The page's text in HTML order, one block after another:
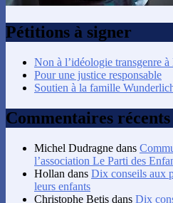
Pétitions à signer
Non à l’idéologie transgenre à
Pour une justice responsable
Soutien à la famille
Commentaires récents
Michel Dudragne dans
l’association Le Parti des
Hollan dans Dix conseils aux
leurs enfants
Christophe Betis dans Dix